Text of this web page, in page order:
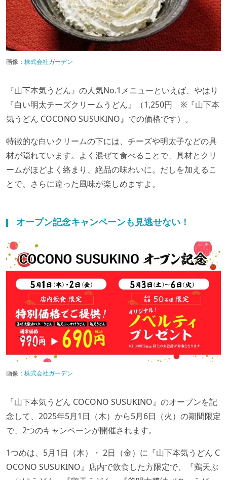
画像： 株式会社ガーデン
『山下本気うどん』の人気No.1メニューといえば、やはり
『白い明太チーズクリームうどん』（1,250円 ※『山下本
気うどん COCONO SUSUKINO』での価格です）。
特徴的な白いクリームの下には、チーズや明太子などの具
材が隠れています。よく混ぜて食べることで、具材とクリ
ームがほどよく絡まり、絶品の味わいに。だしを加えるこ
とで、さらに違った風味が楽しめますよ。
オープン記念キャンペーンも見逃せない！
画像： 株式会社ガーデン
『山下本気うどん COCONO SUSUKINO』のオープンを記
念して、2025年5月1日（木）から5月6日（火）の期間限定
で、2つのキャンペーンが開催されます。
1つめは、5月1日（木）・ 2日（金）に『山下本気うどん C
OCONO SUSUKINO』店内で飲食した方限定で、『鶏天ぶ